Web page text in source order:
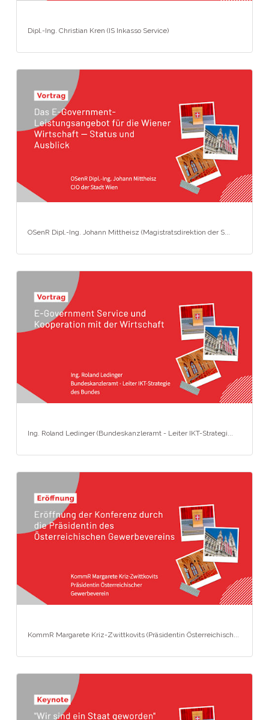
Dipl.-Ing. Christian Kren (IS Inkasso Service)
OSenR Dipl.-Ing. Johann Mittheisz (Magistratsdirektion der S...
Ing. Roland Ledinger (Bundeskanzleramt - Leiter IKT-Strategi...
KommR Margarete Kriz-Zwittkovits (Präsidentin Österreichisch...